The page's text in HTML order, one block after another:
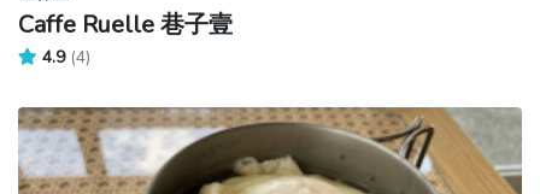
Caffe Ruelle 巷子壹
4.9 (4)